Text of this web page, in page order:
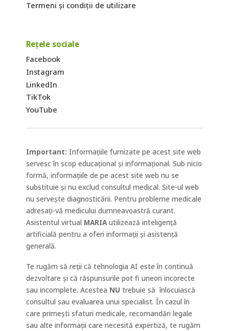
Termeni și condiții de utilizare
Rețele sociale
Facebook
Instagram
LinkedIn
TikTok
YouTube
Important: Informațiile furnizate pe acest site web
servesc în scop educațional și informațional. Sub nicio
formă, informațiile de pe acest site web nu se
substituie și nu exclud consultul medical. Site-ul web
nu servește diagnosticării. Pentru probleme medicale
adresați-vă medicului dumneavoastră curant.
Asistentul virtual MARIA utilizează inteligență
artificială pentru a oferi informații și asistență
generală.
Te rugăm să reții că tehnologia AI este în continuă
dezvoltare și că răspunsurile pot fi uneori incorecte
sau incomplete. Acestea NU trebuie să înlocuiască
consultul sau evaluarea unui specialist. În cazul în
care primești sfaturi medicale, recomandări legale
sau alte informații care necesită expertiză, te rugăm